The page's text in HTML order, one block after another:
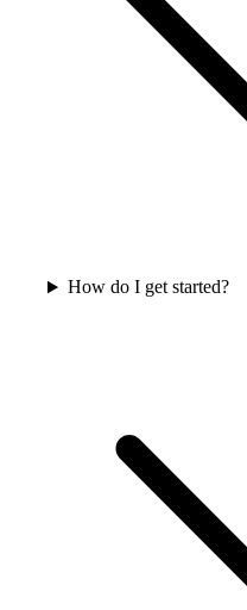
How do I get started?